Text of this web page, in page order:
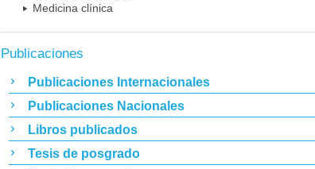
Medicina clínica
Publicaciones
Publicaciones Internacionales
Publicaciones Nacionales
Libros publicados
Tesis de posgrado